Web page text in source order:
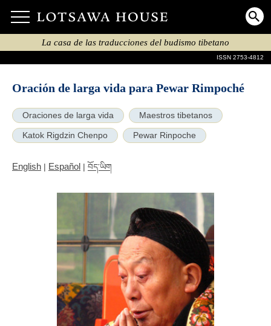
La casa de las traducciones del budismo tibetano
ISSN 2753-4812
Oración de larga vida para Pewar Rimpoché
Oraciones de larga vida Maestros tibetanos
Katok Rigdzin Chenpo Pewar Rinpoche
English | Español | བོད་ཡིག